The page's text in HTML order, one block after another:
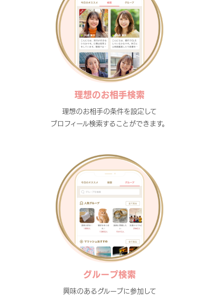
理想のお相手検索
理想のお相手の条件を設定して
プロフィール検索することができます。
グループ検索
興味のあるグループに参加して